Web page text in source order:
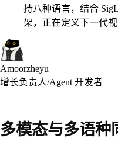
持八种语言，结合
架，正在定义下一代
Amoorzheyu
增长负责人/Agent 开发者
多模态与多语种